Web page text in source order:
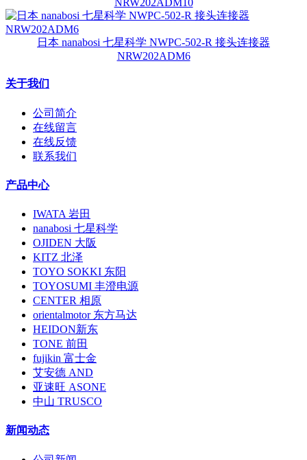
NRW202ADM10
日本 nanabosi 七星科学 NWPC-502-R 接头连接器
NRW202ADM6
关于我们
公司简介
在线留言
在线反馈
联系我们
产品中心
IWATA 岩田
nanabosi 七星科学
OJIDEN 大阪
KITZ 北泽
TOYO SOKKI 东阳
TOYOSUMI 丰澄电源
CENTER 相原
orientalmotor 东方马达
HEIDON新东
TONE 前田
fujikin 富士金
艾安德 AND
亚速旺 ASONE
中山 TRUSCO
新闻动态